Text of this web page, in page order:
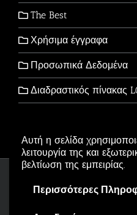
Αυτή η σελίδα
λειτουργία της και
βελτίωση της εμπειρίας.
Περισσότερες
The Best
Χρήσιμα έγγραφα
Προσωπικά Δεδομένα
Διαδραστικός πίνακας
Αρβανιτίδης